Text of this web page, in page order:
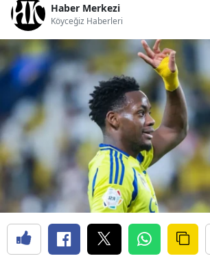
Haber Merkezi
Köyceğiz Haberleri